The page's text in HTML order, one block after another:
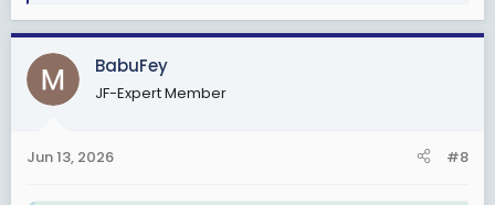
a
c
t
i
s
BabuFey
JF-Expert Member
Jun 13, 2026 #8